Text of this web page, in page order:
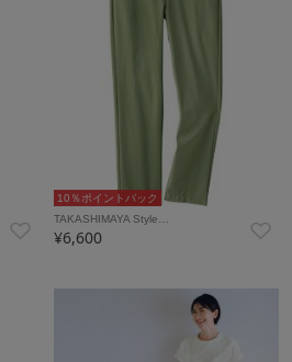
10％ポイントバック
TAKASHIMAYA Style…
¥6,600